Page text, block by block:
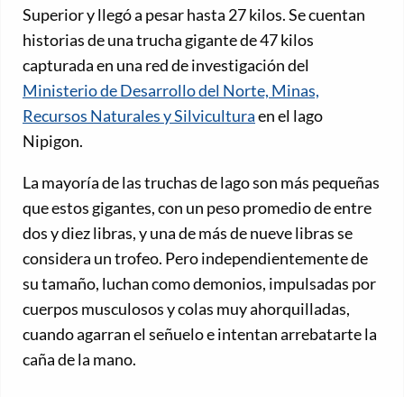
Superior y llegó a pesar hasta 27 kilos. Se cuentan
historias de una trucha gigante de 47 kilos
capturada en una red de investigación del
Ministerio de Desarrollo del Norte, Minas,
Recursos Naturales y Silviculturaen el lago
Nipigon.
La mayoría de las truchas de lago son más pequeñas
que estos gigantes, con un peso promedio de entre
dos y diez libras, y una de más de nueve libras se
considera un trofeo. Pero independientemente de
su tamaño, luchan como demonios, impulsadas por
cuerpos musculosos y colas muy ahorquilladas,
cuando agarran el señuelo e intentan arrebatarte la
caña de la mano.